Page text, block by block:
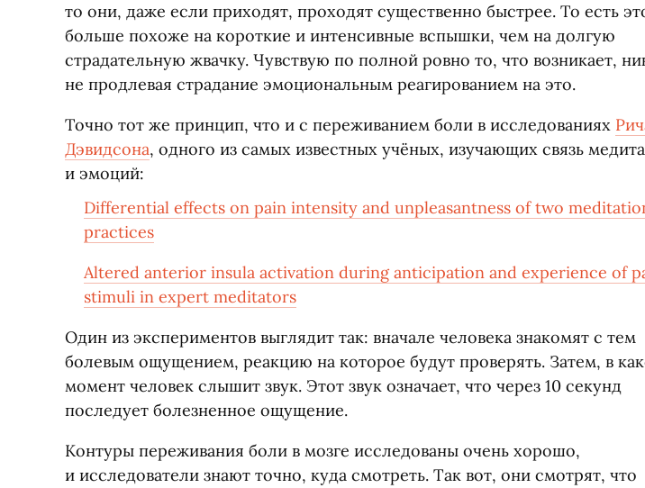
то они, даже если приходят, проходят существенно быстрее. То есть
больше похоже на короткие и интенсивные вспышки, чем на долгую
страдательную жвачку. Чувствую по полной ровно то, что возникает,
не продлевая страдание эмоциональным реагированием на это.
Точно тот же принцип, что и с переживанием боли в исследованиях
Дэвидсона, одного из самых известных учёных, изучающих связь
и эмоций:
Differential effects on pain intensity and unpleasantness of two
practices
Altered anterior insula activation during anticipation and experience of
stimuli in expert meditators
Один из экспериментов выглядит так: вначале человека знакомят с тем
болевым ощущением, реакцию на которое будут проверять. Затем, в
момент человек слышит звук. Этот звук означает, что через 10 секунд
последует болезненное ощущение.
Контуры переживания боли в мозге исследованы очень хорошо,
и исследователи знают точно, куда смотреть. Так вот, они смотрят, что